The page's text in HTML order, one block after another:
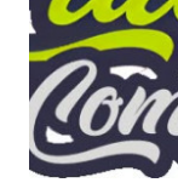
d
e